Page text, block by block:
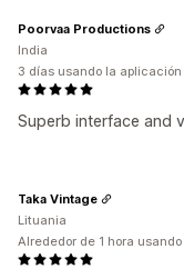
Superb interface and
Poorvaa Productions
India
3 días usando la aplicación
Taka Vintage
Lituania
Alrededor de 1 hora